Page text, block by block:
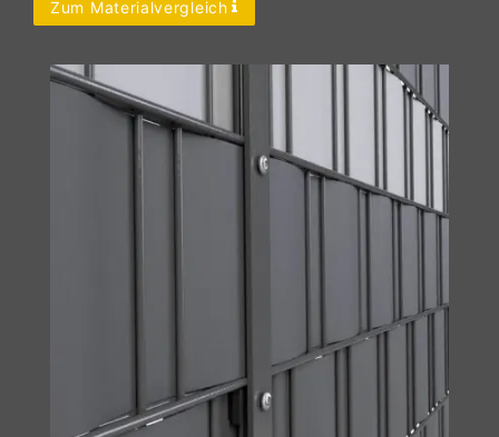
Zum Materialvergleich